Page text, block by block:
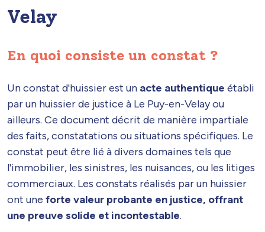
Velay
En quoi consiste un constat ?
Un constat d'huissier est un acte authentique établi
par un huissier de justice à Le Puy-en-Velay ou
ailleurs. Ce document décrit de manière impartiale
des faits, constatations ou situations spécifiques. Le
constat peut être lié à divers domaines tels que
l'immobilier, les sinistres, les nuisances, ou les litiges
commerciaux. Les constats réalisés par un huissier
ont une forte valeur probante en justice, offrant
une preuve solide et incontestable.